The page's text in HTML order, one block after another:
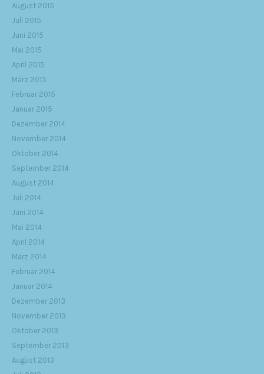
August 2015
Juli 2015
Juni 2015
Mai 2015
April 2015
März 2015
Februar 2015
Januar 2015
Dezember 2014
November 2014
Oktober 2014
September 2014
August 2014
Juli 2014
Juni 2014
Mai 2014
April 2014
März 2014
Februar 2014
Januar 2014
Dezember 2013
November 2013
Oktober 2013
September 2013
August 2013